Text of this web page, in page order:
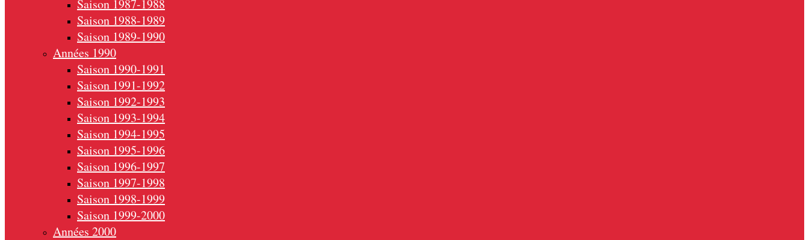
Saison 1987-1988
Saison 1988-1989
Saison 1989-1990
Années 1990
Saison 1990-1991
Saison 1991-1992
Saison 1992-1993
Saison 1993-1994
Saison 1994-1995
Saison 1995-1996
Saison 1996-1997
Saison 1997-1998
Saison 1998-1999
Saison 1999-2000
Années 2000